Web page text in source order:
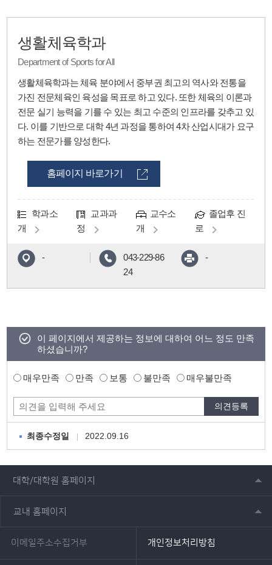
생활체육학과
Department of Sports for All
생활체육학과는 체육 분야에서 중부권 최고의 역사와 전통을
가진 전문체육인 육성을 목표로 하고 있다. 또한 체육의 이론과
전문 실기 능력을 기를 수 있는 최고 수준의 인프라를 갖추고 있
다. 이를 기반으로 대학 4년 과정을 통하여 4차 산업시대가 요구
하는 전문가를 양성한다.
홈페이지 바로가기
학과소
개
교과과
정
교수소
개
졸업후 진
로
-
043-229-86
24
-
이 페이지에서 제공하는 정보에 대하여 어느 정도 만족
하셨습니까?
매우만족 만족 보통 불만족 매우불만족
최종수정일 2022.09.16
대학/대학원 홈페이지
교내 홈페이지
이메일주소수집거부 개인정보처리방침